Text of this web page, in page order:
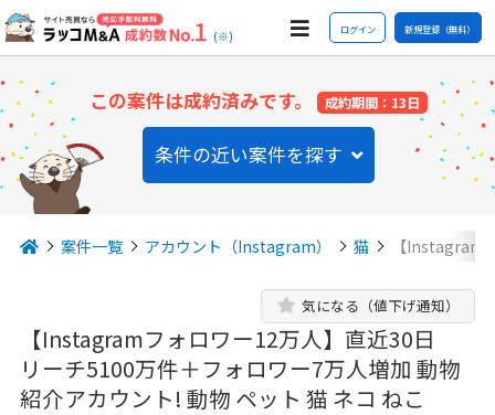
(※) ログイン 新規登録（無料）
この案件は成約済みです。 成約期間：13日
条件の近い案件を探す
案件一覧 アカウント（Instagram） 猫 【Instagram
【Instagramフォロワー12万人】直近30日
リーチ5100万件＋フォロワー7万人増加 動物
紹介アカウント! 動物 ペット 猫 ネコ ねこ
気になる（値下げ通知）